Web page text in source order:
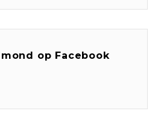
op Facebook